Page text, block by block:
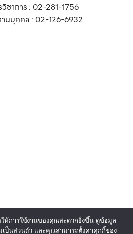
ชาการ : 02-281-1756
านบุคคล : 02-126-6932
ให้การใช้งานของคุณสะดวกยิ่งขึ้น ดูข้อมูล
เป็นส่วนตัว และคุณสามารถตั้งค่าคุกกี้ของ